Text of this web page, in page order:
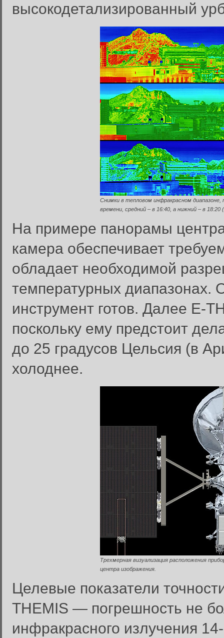
высокодетализированный
Снимки в тепловом инфракрасном
времени, средний – в 16:40, а нижний – в 18:20
На примере панорамы
камера обеспечивает
обладает необходимой
температурных диапазонах.
инструмент готов. Далее E-
поскольку ему предстоит
до 25 градусов Цельсия (в
холоднее.
Трехмерная визуализация расположения
центра изображения.
Целевые показатели
THEMIS — погрешность не
инфракрасного излучения